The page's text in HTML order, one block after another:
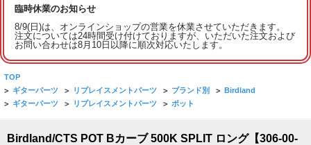
臨時休業のお知らせ
8/9(日)は、オンラインショップの営業を休業させていただきます。
注文については24時間受け付けておりますが、いただいた注文および
お問い合わせは8月10日以降に順次対応いたします。
TOP
> ギターパーツ > リプレイスメントパーツ > ブランド別 > Birdland
> ギターパーツ > リプレイスメントパーツ > ポット
Birdland/CTS POT Bカーブ 500K SPLIT ロング【306-00-